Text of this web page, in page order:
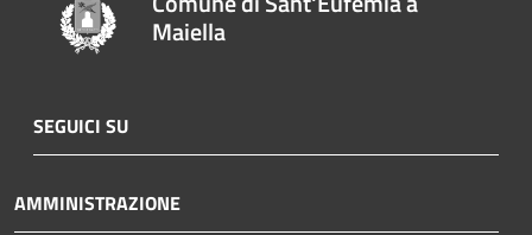
Maiella
SEGUICI SU
AMMINISTRAZIONE